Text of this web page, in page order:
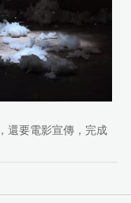
還要電影宣傳，完成